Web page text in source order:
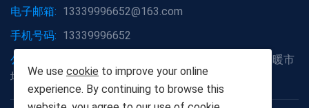
电子邮箱: 13339996652@163.com
手机号码: 13339996652
公司地址:
湖北省武汉市洪山区白沙洲大道烽火五金水暖市
场A2栋6号
We use cookie to improve your online
experience. By continuing to browse this